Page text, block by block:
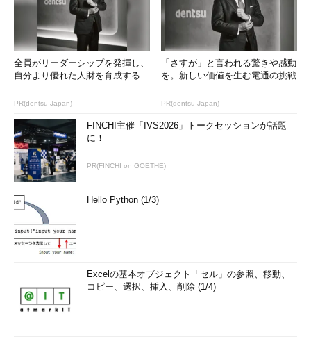
全員がリーダーシップを発揮し、
自分より優れた人財を育成する
PR(dentsu Japan)
「さすが」と言われる驚きや感動
を。新しい価値を生む電通の挑戦
PR(dentsu Japan)
FINCHI主催「IVS2026」トークセッションが話題
に！
PR(FINCHI on GOETHE)
Hello Python (1/3)
Excelの基本オブジェクト「セル」の参照、移動、
コピー、選択、挿入、削除 (1/4)